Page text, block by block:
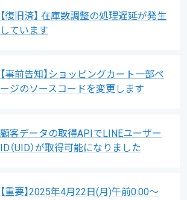
【復旧済】 在庫数調整の処理遅延が発生
しています
【事前告知】ショッピングカート一部ペ
ージのソースコードを変更します
顧客データの取得APIでLINEユーザー
ID（UID）が取得可能になりました
【重要】2025年4月22日(月)午前0:00〜